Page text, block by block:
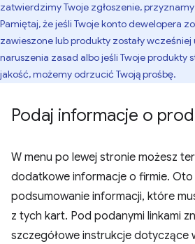
zatwierdzimy Twoje zgłoszenie,
Pamiętaj, że jeśli Twoje konto dewelopera
zawieszone lub produkty zostały
naruszenia zasad albo jeśli Twoje produkty
jakość, możemy odrzucić Twoją prośbę.
Podaj informacje o
W menu po lewej stronie możesz
dodatkowe informacje o firmie.
podsumowanie informacji, które
z tych kart. Pod podanymi linkami
szczegółowe instrukcje dotyczące